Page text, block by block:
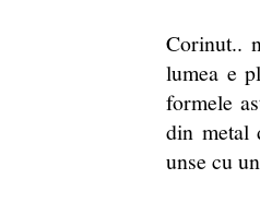
Corinut..
lumea e
formele
din metal
unse cu